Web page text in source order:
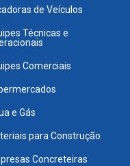
de Veículos
Técnicas e
Comerciais
e Gás
para Construção
Concreteiras